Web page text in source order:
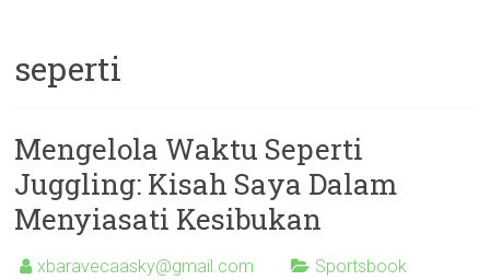
seperti
Mengelola Waktu Seperti
Juggling: Kisah Saya Dalam
Menyiasati Kesibukan
xbaravecaasky@gmail.com Sportsbook